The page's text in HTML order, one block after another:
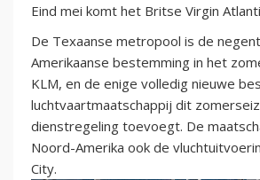
Eind mei komt het Britse Virgin
De Texaanse metropool is de
Amerikaanse bestemming in het
KLM, en de enige volledig nieuwe
luchtvaartmaatschappij dit
dienstregeling toevoegt. De
Noord-Amerika ook de
City.